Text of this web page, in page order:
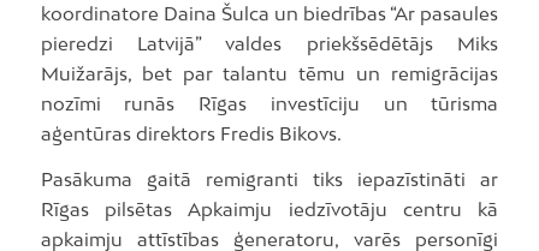
koordinatore Daina Šulca un biedrības “Ar pasaules
pieredzi Latvijā” valdes priekšsēdētājs Miks
Muižarājs, bet par talantu tēmu un remigrācijas
nozīmi runās Rīgas investīciju un tūrisma
aģentūras direktors Fredis Bikovs.
Pasākuma gaitā remigranti tiks iepazīstināti ar
Rīgas pilsētas Apkaimju iedzīvotāju centru kā
apkaimju attīstības ģeneratoru, varēs personīgi